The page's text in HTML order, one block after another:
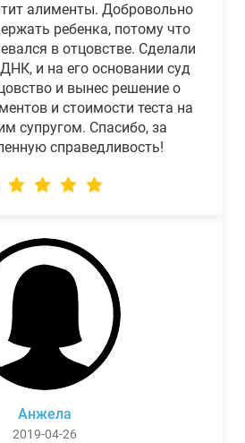
алименты. Добровольно
ребенка, потому что
в отцовстве. Сделали
и на его основании суд
и вынес решение о
и стоимости теста на
супругом. Спасибо, за
справедливость!
Анжела
2019-04-26